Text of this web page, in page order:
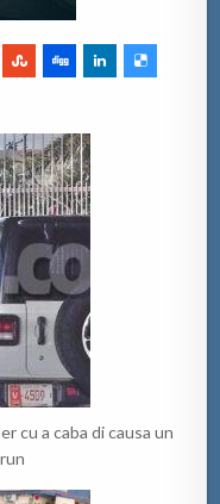
cu a caba di causa un